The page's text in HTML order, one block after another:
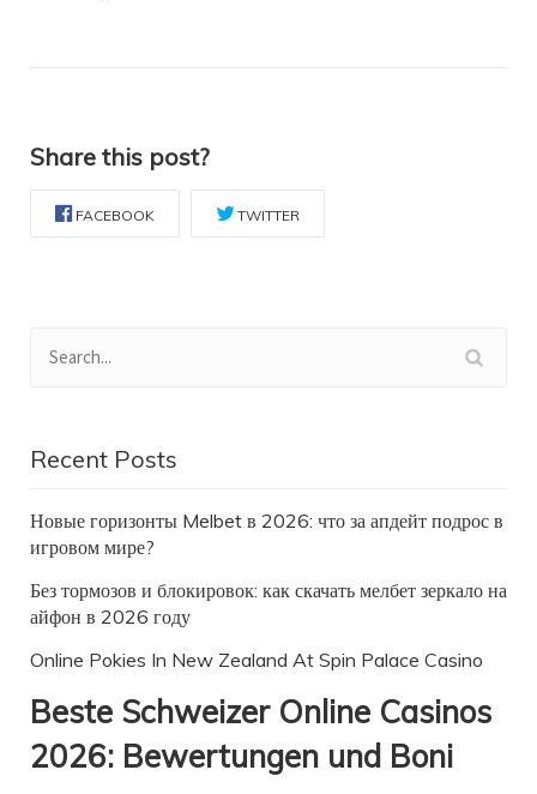
Share this post?
FACEBOOK TWITTER
Recent Posts
Новые горизонты Melbet в 2026: что за апдейт подрос в
игровом мире?
Без тормозов и блокировок: как скачать мелбет зеркало на
айфон в 2026 году
Online Pokies In New Zealand At Spin Palace Casino
Beste Schweizer Online Casinos
2026: Bewertungen und Boni